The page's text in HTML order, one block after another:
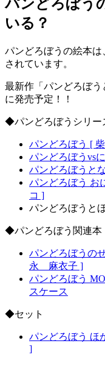
パンどろぼう
いる？
パンどろぼうの絵本
されています。
最新作「パンどろぼう
に発売予定！！
◆パンどろぼうシリー
パンどろぼう [
パンどろぼうvs
パンどろぼうと
パンどろぼう お
コ ]
パンどろぼうと
◆パンどろぼう関連本
パンどろぼうの
永 麻衣子 ]
パンどろぼう
スケース
◆セット
パンどろぼう ほ
]